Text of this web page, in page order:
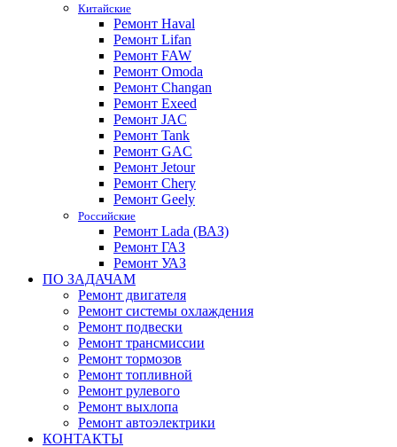
Китайские
Ремонт Haval
Ремонт Lifan
Ремонт FAW
Ремонт Omoda
Ремонт Changan
Ремонт Exeed
Ремонт JAC
Ремонт Tank
Ремонт GAC
Ремонт Jetour
Ремонт Chery
Ремонт Geely
Российские
Ремонт Lada (ВАЗ)
Ремонт ГАЗ
Ремонт УАЗ
ПО ЗАДАЧАМ
Ремонт двигателя
Ремонт системы охлаждения
Ремонт подвески
Ремонт трансмиссии
Ремонт тормозов
Ремонт топливной
Ремонт рулевого
Ремонт выхлопа
Ремонт автоэлектрики
КОНТАКТЫ